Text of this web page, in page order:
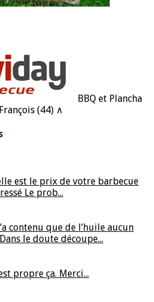
BBQ et Plancha
(44) ∧
est le prix de votre barbecue
Le prob...
contenu que de l’huile aucun
le doute découpe...
propre ça. Merci...